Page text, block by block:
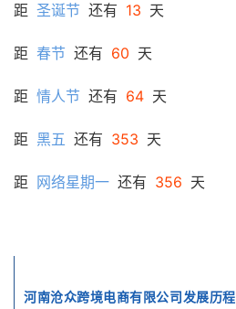
距 圣诞节 还有 13 天
距 春节 还有 60 天
距 情人节 还有 64 天
距 黑五 还有 353 天
距 网络星期一 还有 356 天
河南沧众跨境电商有限公司发展历程